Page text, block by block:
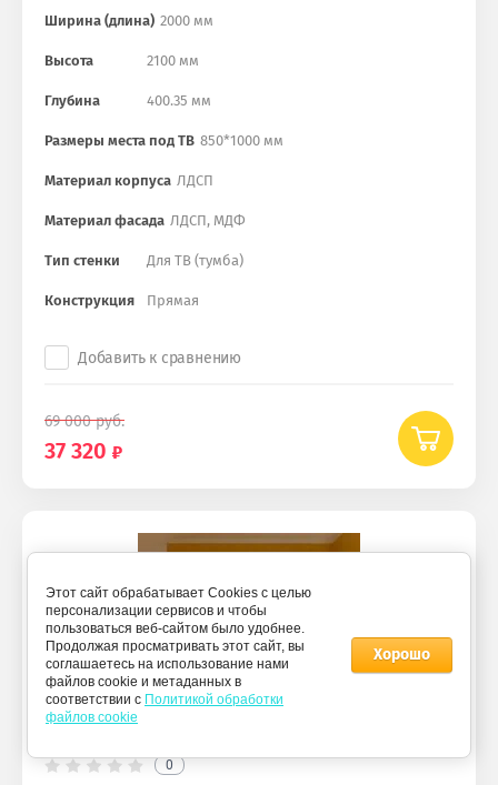
Ширина (длина) 2000 мм
Высота 2100 мм
Глубина 400.35 мм
Размеры места под ТВ 850*1000 мм
Материал корпуса ЛДСП
Материал фасада ЛДСП, МДФ
Тип стенки Для ТВ (тумба)
Конструкция Прямая
Добавить к сравнению
69 000руб.
37 320
0
Этот сайт обрабатывает Cookies с целью
персонализации сервисов и чтобы
пользоваться веб-сайтом было удобнее.
Продолжая просматривать этот сайт, вы
соглашаетесь на использование нами
файлов cookie и метаданных в
соответствии с Политикой обработки
файлов cookie
Хорошо